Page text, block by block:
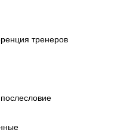
тренеров